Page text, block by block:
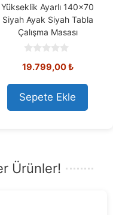
Yükseklik Ayarlı 140×70
Siyah Ayak Siyah Tabla
Çalışma Masası
o
t
o
f
5
19.799,00₺
Sepete Ekle
Ürünler!